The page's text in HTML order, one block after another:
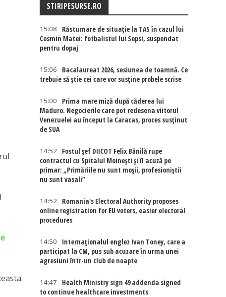
STIRIPESURSE.RO
15:08
Răsturnare de situație la TAS în cazul lui
Cosmin Matei: fotbalistul lui Sepsi, suspendat
pentru dopaj
15:06
Bacalaureat 2026, sesiunea de toamnă. Ce
trebuie să știe cei care vor susține probele scrise
15:00
Prima mare miză după căderea lui
Maduro. Negocierile care pot redesena viitorul
Venezuelei au început la Caracas, proces susținut
de SUA
14:52
Fostul șef DIICOT Felix Bănilă rupe
contractul cu Spitalul Moinești și îl acuză pe
primar: „Primăriile nu sunt moșii, profesioniștii
nu sunt vasali”
14:52
Romania's Electoral Authority proposes
online registration for EU voters, easier electoral
procedures
14:50
Internaţionalul englez Ivan Toney, care a
participat la CM, pus sub acuzare în urma unei
agresiuni într-un club de noapte
14:47
Health Ministry sign 49 addenda signed
to continue healthcare investments